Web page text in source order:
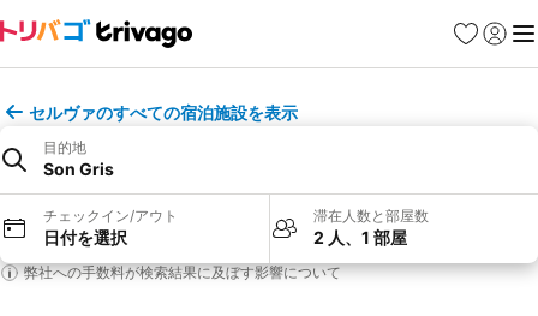
お気に入り
ログイ
メ
セルヴァのすべての宿泊施設を表示
目的地
Son Gris
チェックイン/アウト
日付を選択
滞在人数と部屋数
2 人、1 部屋
弊社への手数料が検索結果に及ぼす影響について